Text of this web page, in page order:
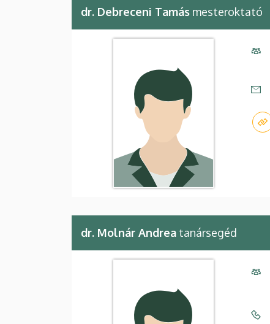
dr. Debreceni Tamás mesteroktató
dr. Molnár Andrea tanársegéd